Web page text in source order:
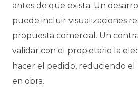
antes de que exista. Un
puede incluir visualizaciones
propuesta comercial. Un
validar con el propietario la
hacer el pedido, reduciendo el
en obra.